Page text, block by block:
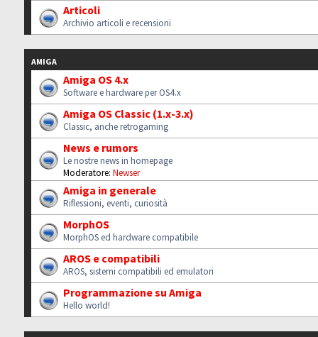
Articoli
Archivio articoli e recensioni
AMIGA
Amiga OS 4.x
Software e hardware per OS4.x
Amiga OS Classic (1.x-3.x)
Classic, anche retrogaming
News e rumors
Le nostre news in homepage
Moderatore: Newser
Amiga in generale
Riflessioni, eventi, curiosità
MorphOS
MorphOS ed hardware compatibile
AROS e compatibili
AROS, sistemi compatibili ed emulatori
Programmazione su Amiga
Hello world!